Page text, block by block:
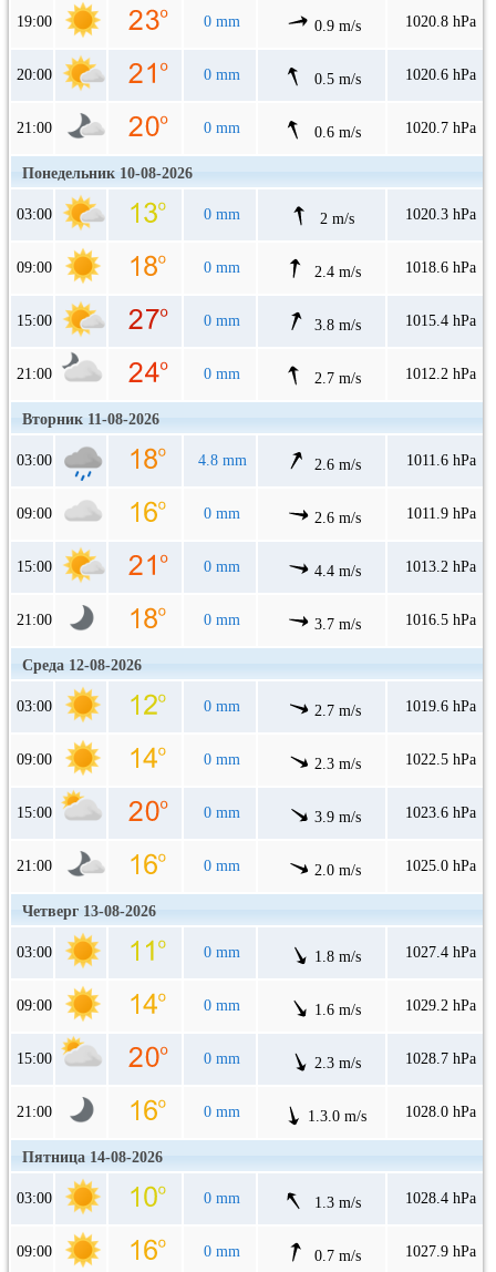
19:00 0 mm 0.9 m/s 1020.8 hPa
20:00 0 mm 0.5 m/s 1020.6 hPa
21:00 0 mm 0.6 m/s 1020.7 hPa
Понедельник 10-08-2026
03:00 0 mm 2 m/s 1020.3 hPa
09:00 0 mm 2.4 m/s 1018.6 hPa
15:00 0 mm 3.8 m/s 1015.4 hPa
21:00 0 mm 2.7 m/s 1012.2 hPa
Вторник 11-08-2026
03:00 4.8 mm 2.6 m/s 1011.6 hPa
09:00 0 mm 2.6 m/s 1011.9 hPa
15:00 0 mm 4.4 m/s 1013.2 hPa
21:00 0 mm 3.7 m/s 1016.5 hPa
Среда 12-08-2026
03:00 0 mm 2.7 m/s 1019.6 hPa
09:00 0 mm 2.3 m/s 1022.5 hPa
15:00 0 mm 3.9 m/s 1023.6 hPa
21:00 0 mm 2.0 m/s 1025.0 hPa
Четверг 13-08-2026
03:00 0 mm 1.8 m/s 1027.4 hPa
09:00 0 mm 1.6 m/s 1029.2 hPa
15:00 0 mm 2.3 m/s 1028.7 hPa
21:00 0 mm 1.3.0 m/s 1028.0 hPa
Пятница 14-08-2026
03:00 0 mm 1.3 m/s 1028.4 hPa
09:00 0 mm 0.7 m/s 1027.9 hPa